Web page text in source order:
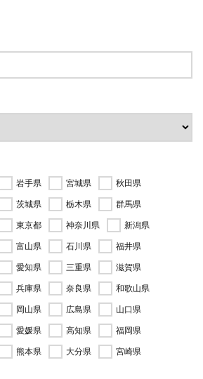
岩手県 宮城県
秋田県
茨城県 栃木県
群馬県
東京都 神奈川県
新潟県
富山県 石川県
福井県
愛知県 三重県
滋賀県
兵庫県 奈良県
和歌山県
岡山県 広島県
山口県
愛媛県 高知県
福岡県
熊本県 大分県
宮崎県